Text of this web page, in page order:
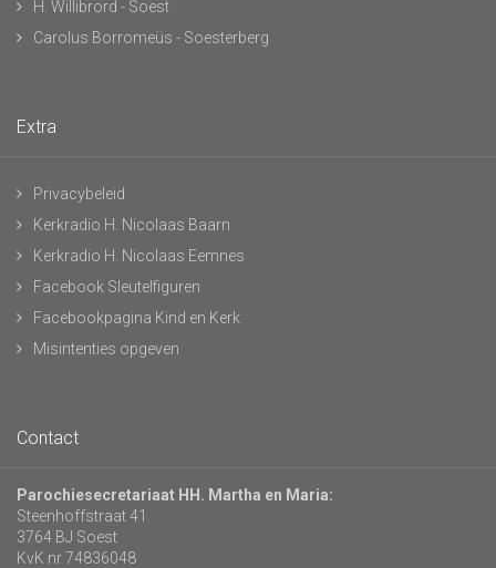
H. Willibrord - Soest
Carolus Borromeüs - Soesterberg
Extra
Privacybeleid
Kerkradio H. Nicolaas Baarn
Kerkradio H. Nicolaas Eemnes
Facebook Sleutelfiguren
Facebookpagina Kind en Kerk
Misintenties opgeven
Contact
Parochiesecretariaat HH. Martha en Maria:
Steenhoffstraat 41
3764 BJ Soest
KvK nr 74836048